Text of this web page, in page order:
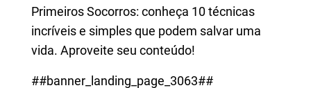
Primeiros Socorros: conheça 10 técnicas
incríveis e simples que podem salvar uma
vida. Aproveite seu conteúdo!
##banner_landing_page_3063##